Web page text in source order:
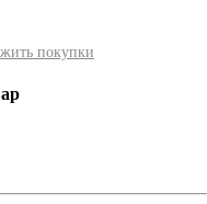
покупки